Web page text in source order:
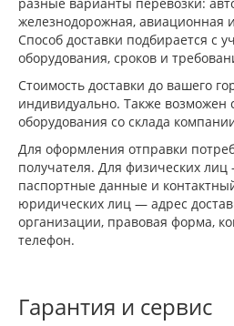
железнодорожная, авиационная
Способ доставки подбирается с
оборудования, сроков и
Стоимость доставки до вашего
индивидуально. Также возможен
оборудования со склада
Для оформления отправки
получателя. Для физических
паспортные данные и
юридических лиц — адрес
организации, правовая форма,
телефон.
Гарантия и сервис